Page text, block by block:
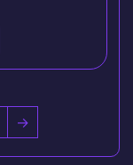
→